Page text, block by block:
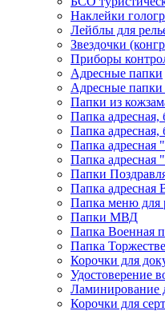
Наклейки
Лейблы для
Звездочки
Приборы
Адресные папки
Адресные папки
Папки из
Папка адресная,
Папка адресная,
Папка адресная
Папка адресная
Папки
Папка адресная
Папка меню для
Папки МВД
Папка Военная
Папка
Корочки для
Удостоверение
Ламинирование
Корочки для